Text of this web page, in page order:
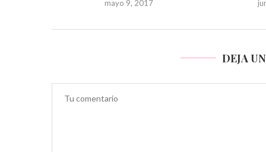
mayo 9, 2017
DEJA